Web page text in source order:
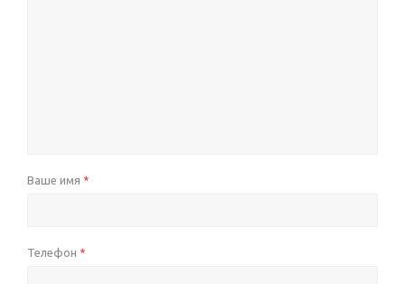
Ваше имя *
Телефон *